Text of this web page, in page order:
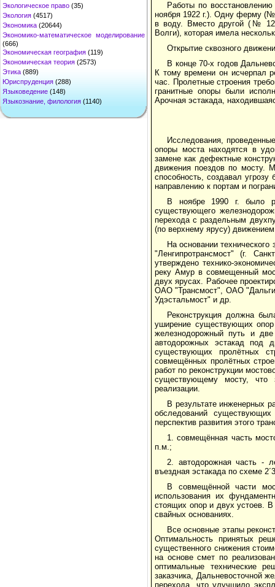
Экологическое право (35)
Экология (4517)
Экономика (20644)
Экономико-математическое моделирование
(666)
Экономическая география (119)
Экономическая теория (2573)
Этика (889)
Юриспруденция (288)
Языковедение (148)
Языкознание, филология (1140)
Работы по
ноября 1922 г.). Одну ферму (№
в воду. Вместо другой (№ 12)
Волги), которая имела
Открытие сквозного
В конце 70-х годов
К тому времени он исчерпал
час. Пролетные строения
гранитные опоры были
Арочная эстакада,
Исследования,
опоры моста находятся в
замене как дефектные
движения поездов по мосту.
способность, создавал
направлению к портам и
В ноябре 1990 г. было
существующего
перехода с раздельным
(по верхнему ярусу)
На основании
"Ленгипротрансмост" (г.
утверждено технико-
реку Амур в совмещенный
двух ярусах. Рабочее
ОАО "Трансмост", ОАО
Удэстальмост" и др.
Реконструкция должна
уширение существующих
железнодорожный путь и
автодорожных эстакад под
существующих пролётных
совмещённых пролётных
работ по реконструкции
существующему мосту, что
реализации.
В результате инженерных
обследований
перспектив развития этого
1. совмещённая часть
п.м.;
2. автодорожная часть -
въездная эстакада по схеме
В совмещённой части
использования их
стоящих опор и двух устоев. В
свайных основаниях.
Все основные этапы
Оптимальность принятых
существенного снижения
на основе смет по
оптимальные технические
заказчика, Дальневосточной
перехода, что улучшило